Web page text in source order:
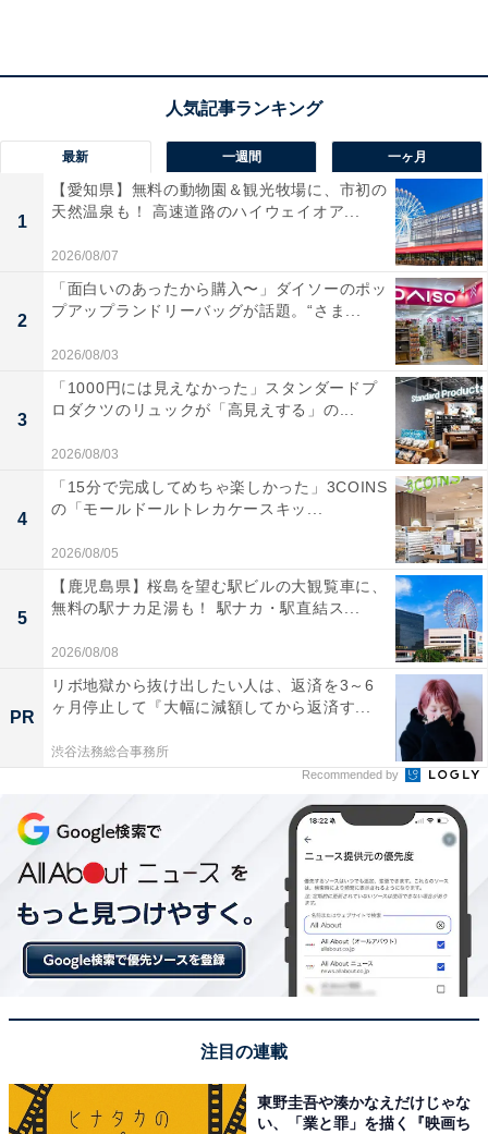
※日曜日・祝日・年末年始は運休
電話番号：0568-25-3600
観覧料
一般：300円（18歳以下無料）
※2階ロビー展示・地下車両展示は無料
※身体障害者手帳等お持ちの方と付添者1名は無料
※学校団体・福祉施設の教育・老人福祉施設による回想
法目的での利用は事前申請で無料
【愛知県】すべて入園無料！ 東海最大級の遊
具、恐竜広場とゴーカート…休日に行きたい
公園3選
「トヨタ産業技術記念館」は小学生200円！ 大正
の赤レンガ工場で繊維からクルマへ
最新 一週間 一ヶ月
1
【愛知県】無料の動物園＆観光牧場に、市初の
天然温泉も！ 高速道路のハイウェイオア...
2026/08/07
2
「面白いのあったから購入〜」ダイソーのポッ
プアップランドリーバッグが話題。“さま...
2026/08/03
3
「1000円には見えなかった」スタンダードプ
ロダクツのリュックが「高見えする」の...
2026/08/03
4
「15分で完成してめちゃ楽しかった」3COINS
の「モールドールトレカケースキッ...
2026/08/05
5
【鹿児島県】桜島を望む駅ビルの大観覧車に、
無料の駅ナカ足湯も！ 駅ナカ・駅直結ス...
2026/08/08
PR
リボ地獄から抜け出したい人は、返済を3～6
ヶ月停止して『大幅に減額してから返済す...
渋谷法務総合事務所
Recommended by
注目の連載
東野圭吾や湊かなえだけじゃな
い、「業と罪」を描く『映画ち